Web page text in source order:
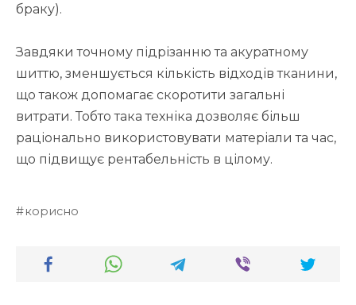
браку).
Завдяки точному підрізанню та акуратному
шиттю, зменшується кількість відходів тканини,
що також допомагає скоротити загальні
витрати. Тобто така техніка дозволяє більш
раціонально використовувати матеріали та час,
що підвищує рентабельність в цілому.
корисно